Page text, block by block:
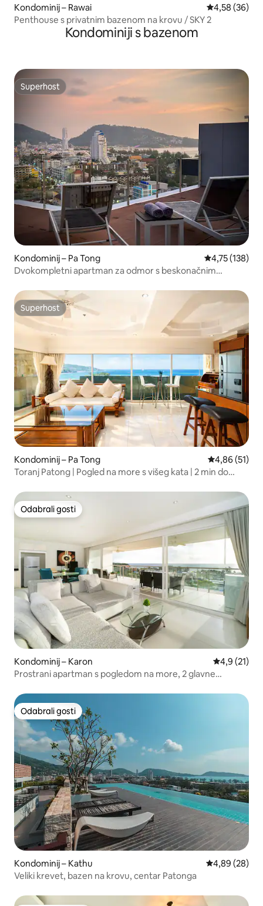
Kondominij – Rawai Prosječna
4,58 (36)
Penthouse s privatnim bazenom na krovu / SKY 2
Kondominiji s bazenom
Superhost
Superhost
Kondominij – Pa Tong Prosječna
4,75 (138)
Dvokompletni apartman za odmor s beskonačnim
Superhost
Superhost
Kondominij – Pa Tong Prosječna
4,86 (51)
Toranj Patong | Pogled na more s višeg kata | 2 min do
Odabrali gosti
Odabrali gosti
Kondominij – Karon Prosječna
4,9 (21)
Prostrani apartman s pogledom na more, 2 glavne
Odabrali gosti
Odabrali gosti
Kondominij – Kathu Prosječna
4,89 (28)
Veliki krevet, bazen na krovu, centar Patonga